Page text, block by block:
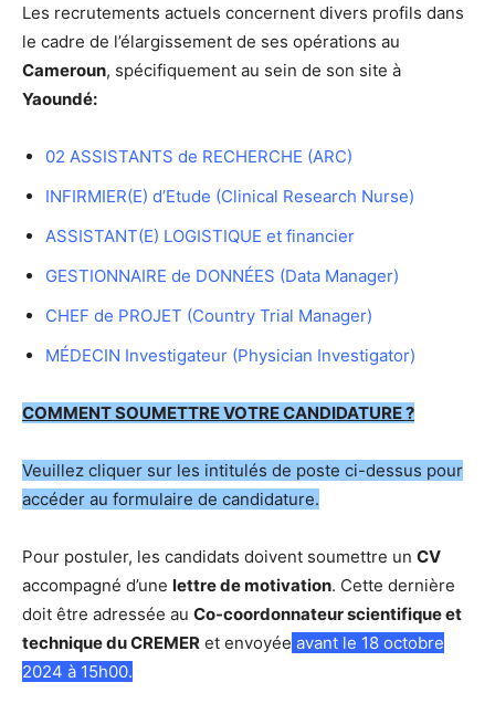
Les recrutements actuels concernent divers profils dans
le cadre de l’élargissement de ses opérations au
Cameroun, spécifiquement au sein de son site à
Yaoundé:
02 ASSISTANTS de RECHERCHE (ARC)
INFIRMIER(E) d’Etude (Clinical Research Nurse)
ASSISTANT(E) LOGISTIQUE et financier
GESTIONNAIRE de DONNÉES (Data Manager)
CHEF de PROJET (Country Trial Manager)
MÉDECIN Investigateur (Physician Investigator)
COMMENT SOUMETTRE VOTRE CANDIDATURE ?
Veuillez cliquer sur les intitulés de poste ci-dessus pour
accéder au formulaire de candidature.
Pour postuler, les candidats doivent soumettre un CV
accompagné d’une lettre de motivation. Cette dernière
doit être adressée au Co-coordonnateur scientifique et
technique du CREMER et envoyée avant le 18 octobre
2024 à 15h00.